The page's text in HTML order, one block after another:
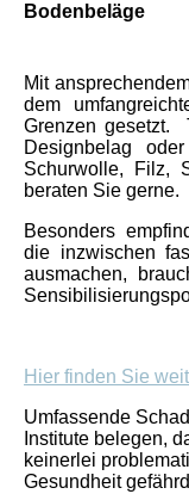
Bodenbeläge
Mit
dem
Grenzen gesetzt.
Designbelag
Schurwolle, Filz,
beraten Sie gerne.
Besonders
die inzwischen
ausmachen,
Hier finden Sie
Umfassende
Institute belegen,
keinerlei
Gesundheit